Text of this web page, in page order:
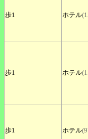
歩1 ホテル
歩1 ホテル
歩1 ホテル